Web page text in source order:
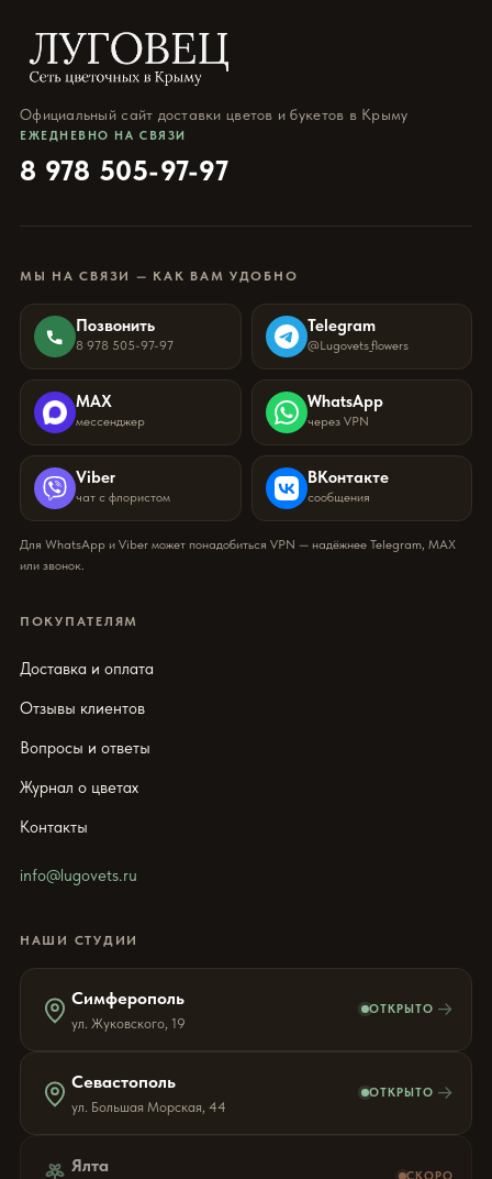
Официальный сайт доставки цветов и букетов в Крыму
ЕЖЕДНЕВНО НА СВЯЗИ
8 978 505-97-97
МЫ НА СВЯЗИ — КАК ВАМ УДОБНО
Позвонить
8 978 505-97-97
Telegram
@Lugovets_flowers
MAX
мессенджер
WhatsApp
через VPN
Viber
чат с флористом
ВКонтакте
сообщения
Для WhatsApp и Viber может понадобиться VPN — надёжнее Telegram, MAX
или звонок.
ПОКУПАТЕЛЯМ
Доставка и оплата
Отзывы клиентов
Вопросы и ответы
Журнал о цветах
Контакты
info@lugovets.ru
НАШИ СТУДИИ
Симферополь
ул. Жуковского, 19
ОТКРЫТО →
Севастополь
ул. Большая Морская, 44
ОТКРЫТО →
Ялта